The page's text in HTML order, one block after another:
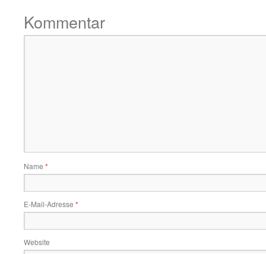
Kommentar
Name *
E-Mail-Adresse *
Website